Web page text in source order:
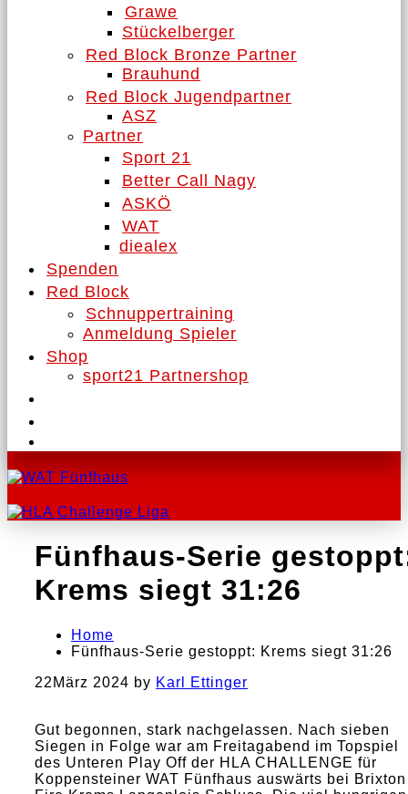
Grawe
Stückelberger
Red Block Bronze Partner
Brauhund
Red Block Jugendpartner
ASZ
Partner
Sport 21
Better Call Nagy
ASKÖ
WAT
diealex
Spenden
Red Block
Schnuppertraining
Anmeldung Spieler
Shop
sport21 Partnershop
Fünfhaus-Serie
Krems siegt 31:26
Home
Fünfhaus-Serie gestoppt: Krems siegt 31:26
22 März 2024 by Karl Ettinger
Gut begonnen, stark nachgelassen. Nach sieben
Siegen in Folge war am Freitagabend im Topspiel
des Unteren Play Off der HLA CHALLENGE für
Koppensteiner WAT Fünfhaus auswärts bei Brixton